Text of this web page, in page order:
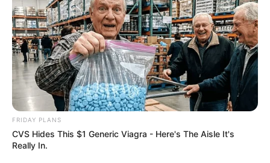
FRIDAY PLANS
CVS Hides This $1 Generic Viagra - Here's The Aisle It's
Really In.